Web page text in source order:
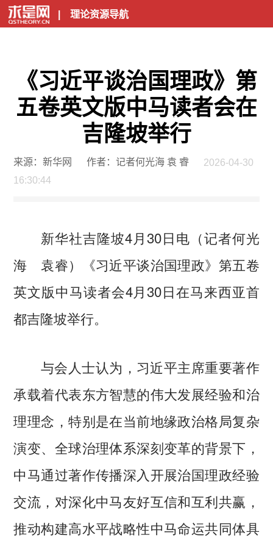
| 理论资源导航
《习近平谈治国理政》第
五卷英文版中马读者会在
吉隆坡举行
来源：新华网 作者：记者何光海 袁 睿
2026-04-30
16:30:44
新华社吉隆坡4月30日电（记者何光
海 袁睿）《习近平谈治国理政》第五卷
英文版中马读者会4月30日在马来西亚首
都吉隆坡举行。
与会人士认为，习近平主席重要著作
承载着代表东方智慧的伟大发展经验和治
理理念，特别是在当前地缘政治格局复杂
演变、全球治理体系深刻变革的背景下，
中马通过著作传播深入开展治国理政经验
交流，对深化中马友好互信和互利共赢，
推动构建高水平战略性中马命运共同体具